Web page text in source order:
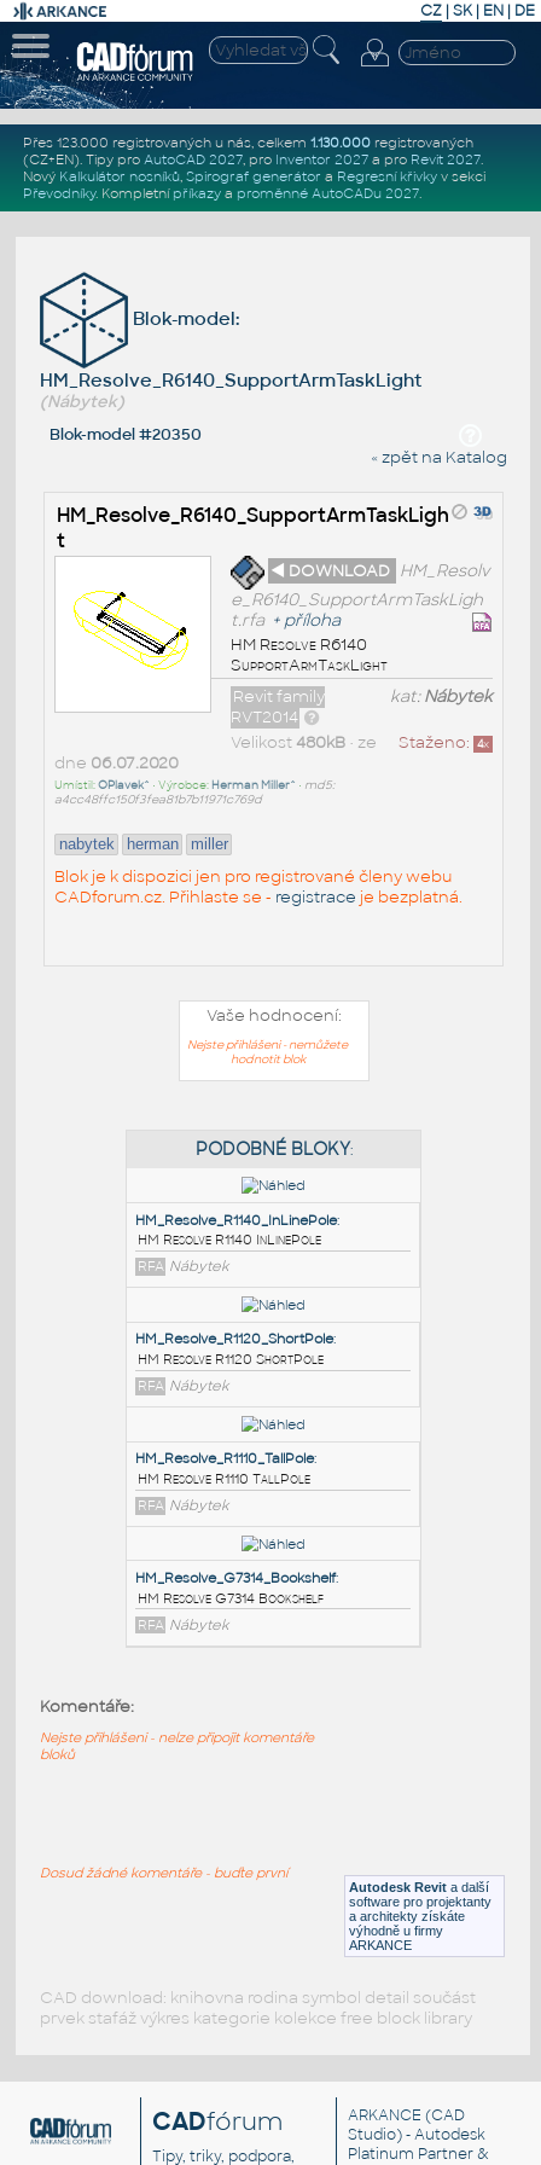
CZ | SK| EN | DE
Přes 123.000 registrovaných u nás, celkem 1.130.000registrovaných
(CZ+EN). Tipy pro AutoCAD 2027, pro Inventor 2027a pro Revit 2027.
Nový Kalkulátor nosníků, Spirograf generátor a Regresní křivkyv sekci
Převodníky. Kompletní příkazya proměnné AutoCADu 2027.
Blok-model:
HM_Resolve_R6140_SupportArmTaskLight
(Nábytek)
Blok-model #20350
« zpět na Katalog
HM_Resolve_R6140_SupportArmTaskLigh
t
◄ DOWNLOAD HM_Resolv
e_R6140_SupportArmTaskLigh
t.rfa + příloha
HM Resolve R6140
SupportArmTaskLight
kat:Nábytek
Revit family
RVT2014
Staženo: 4x
Velikost 480kB• ze
dne 06.07.2020
Umístil:OPlavek^ • Výrobce: Herman Miller^ • md5:
a4cc48ffc150f3fea81b7b11971c769d
nabytek herman miller
Blok je k dispozici jen pro registrované členy webu
CADforum.cz. Přihlaste se - registrace je bezplatná.
Vaše hodnocení:
Nejste přihlášeni - nemůžete
hodnotit blok
PODOBNÉ BLOKY
HM_Resolve_R1140_InLinePole
HM Resolve R1140 InLinePole
RFA Nábytek
HM_Resolve_R1120_ShortPole
HM Resolve R1120 ShortPole
RFA Nábytek
HM Resolve R1110 TallPole
HM Resolve G7314 BookshelfAutodesk Revit a další
software pro projektanty
a architekty získáte
výhodně u firmy
ARKANCE
Komentáře:
Nejste přihlášeni - nelze připojit komentáře
bloků
Dosud žádné komentáře - buďte první
CAD download: knihovna rodina symbol detail součást
prvek stafáž výkres kategorie kolekce free block library
CADfórum
Tipy, triky, podpora,
ARKANCE (CAD
Studio) - Autodesk
Platinum Partner &